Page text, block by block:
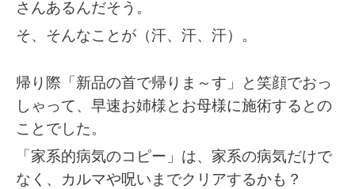
さんあるんだそう。
そ、そんなことが（汗、汗、汗）。
帰り際「新品の首で帰りま～す」と笑顔でおっ
しゃって、早速お姉様とお母様に施術するとの
ことでした。
「家系的病気のコピー」は、家系の病気だけで
なく、カルマや呪いまでクリアするかも？